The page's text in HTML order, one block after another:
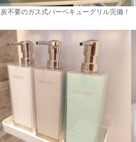
炭不要のガス式バーベキューグリル完備！